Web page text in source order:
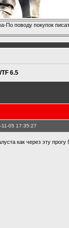
По поводу покупок
6.5
11-05 17:35:27
как через эту